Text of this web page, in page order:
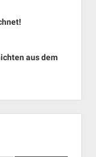
aus dem